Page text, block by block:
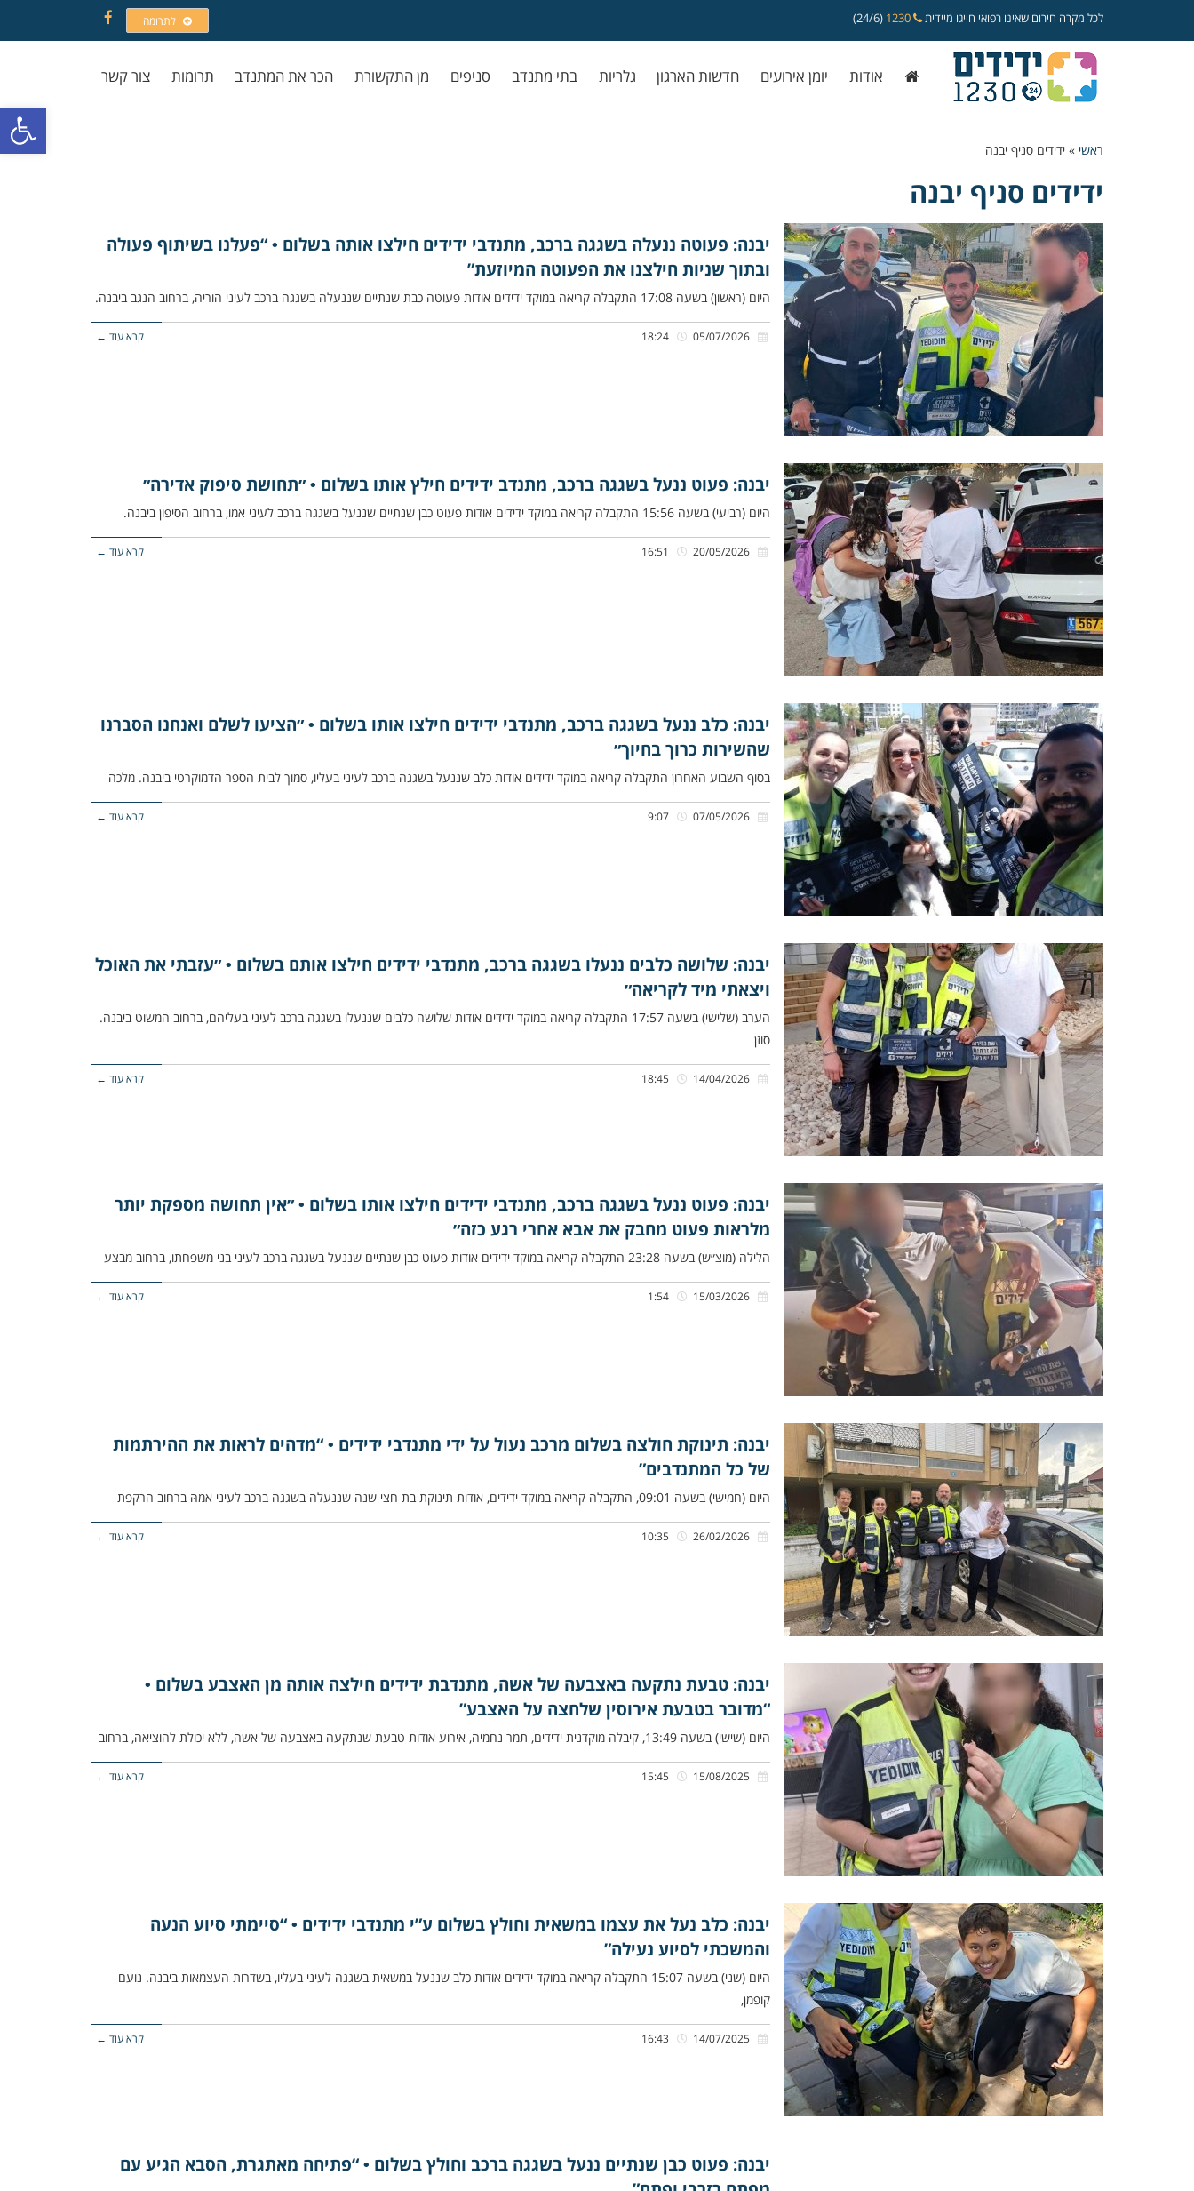
פתח
לכל מקרה חירום שאינו רפואי חייגו מיידית (24/6) לתרומה
Facebook
אודות יומן אירועים חדשות הארגון גלריות בתי מתנדב סניפים מן התקשורת הכר את המתנדב תרומות צור קשר
ראשי » ידידים סניף יבנה
ידידים סניף יבנה
יבנה: פעוטה ננעלה בשגגה ברכב, מתנדבי ידידים חילצו אותה בשלום • “פעלנו בשיתוף פעולה
ובתוך שניות חילצנו את הפעוטה המיוזעת”
היום (ראשון) בשעה 17:08 התקבלה קריאה במוקד ידידים אודות פעוטה כבת שנתיים שננעלה בשגגה ברכב לעיני הוריה, ברחוב הנגב ביבנה.
קרא עוד ←
יבנה: פעוט ננעל בשגגה ברכב, מתנדב ידידים חילץ אותו בשלום • ״תחושת סיפוק אדירה״
היום (רביעי) בשעה 15:56 התקבלה קריאה במוקד ידידים אודות פעוט כבן שנתיים שננעל בשגגה ברכב לעיני אמו, ברחוב הסיפון ביבנה.
קרא עוד ←
יבנה: כלב ננעל בשגגה ברכב, מתנדבי ידידים חילצו אותו בשלום • ״הציעו לשלם ואנחנו הסברנו
שהשירות כרוך בחיוך״
בסוף השבוע האחרון התקבלה קריאה במוקד ידידים אודות כלב שננעל בשגגה ברכב לעיני בעליו, סמוך לבית הספר הדמוקרטי ביבנה. מלכה
קרא עוד ←
יבנה: שלושה כלבים ננעלו בשגגה ברכב, מתנדבי ידידים חילצו אותם בשלום • ״עזבתי את האוכל
ויצאתי מיד לקריאה״
הערב (שלישי) בשעה 17:57 התקבלה קריאה במוקד ידידים אודות שלושה כלבים שננעלו בשגגה ברכב לעיני בעליהם, ברחוב המשוט ביבנה.
סוזן
קרא עוד ←
יבנה: פעוט ננעל בשגגה ברכב, מתנדבי ידידים חילצו אותו בשלום • ״אין תחושה מספקת יותר
מלראות פעוט מחבק את אבא אחרי רגע כזה״
הלילה (מוצ״ש) בשעה 23:28 התקבלה קריאה במוקד ידידים אודות פעוט כבן שנתיים שננעל בשגגה ברכב לעיני בני משפחתו, ברחוב מבצע
קרא עוד ←
יבנה: תינוקת חולצה בשלום מרכב נעול על ידי מתנדבי ידידים • “מדהים לראות את ההירתמות
של כל המתנדבים”
היום (חמישי) בשעה 09:01, התקבלה קריאה במוקד ידידים, אודות תינוקת בת חצי שנה שננעלה בשגגה ברכב לעיני אמהּ ברחוב הרקפת
קרא עוד ←
יבנה: טבעת נתקעה באצבעה של אשה, מתנדבת ידידים חילצה אותה מן האצבע בשלום •
“מדובר בטבעת אירוסין שלחצה על האצבע”
היום (שישי) בשעה 13:49, קיבלה מוקדנית ידידים, תמר נחמיה, אירוע אודות טבעת שנתקעה באצבעה של אשה, ללא יכולת להוציאה, ברחוב
קרא עוד ←
יבנה: כלב נעל את עצמו במשאית וחולץ בשלום ע”י מתנדבי ידידים • “סיימתי סיוע הנעה
והמשכתי לסיוע נעילה”
היום (שני) בשעה 15:07 התקבלה קריאה במוקד ידידים אודות כלב שננעל במשאית בשגגה לעיני בעליו, בשדרות העצמאות ביבנה. נועם
קופמן,
קרא עוד ←
יבנה: פעוט כבן שנתיים ננעל בשגגה ברכב וחולץ בשלום • “פתיחה מאתגרת, הסבא הגיע עם